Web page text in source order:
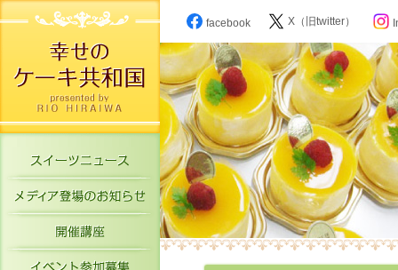
スイーツニュース
メディア登場のお知らせ
開催講座
イベント参加募集
facebook X（旧twitter）